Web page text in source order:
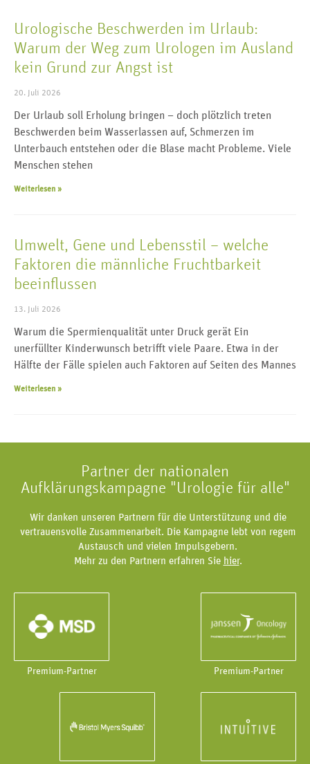
Urologische Beschwerden im Urlaub:
Warum der Weg zum Urologen im Ausland
kein Grund zur Angst ist
20. Juli 2026
Der Urlaub soll Erholung bringen – doch plötzlich treten
Beschwerden beim Wasserlassen auf, Schmerzen im
Unterbauch entstehen oder die Blase macht Probleme. Viele
Menschen stehen
Weiterlesen »
Umwelt, Gene und Lebensstil – welche
Faktoren die männliche Fruchtbarkeit
beeinflussen
13. Juli 2026
Warum die Spermienqualität unter Druck gerät Ein
unerfüllter Kinderwunsch betrifft viele Paare. Etwa in der
Hälfte der Fälle spielen auch Faktoren auf Seiten des Mannes
Weiterlesen »
Partner der nationalen
Aufklärungskampagne "Urologie für alle"
Wir danken unseren Partnern für die Unterstützung und die
vertrauensvolle Zusammenarbeit. Die Kampagne lebt von regem
Austausch und vielen Impulsgebern.
Mehr zu den Partnern erfahren Sie hier.
Premium-Partner Premium-Partner